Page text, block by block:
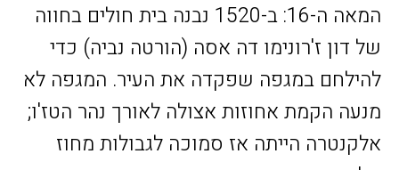
המאה ה-16: ב-1520 נבנה בית חולים בחווה
של דון ז'רונימו דה אסה (הורטה נביה) כדי
להילחם במגפה שפקדה את העיר. המגפה לא
מנעה הקמת אחוזות אצולה לאורך נהר הטז'ו;
אלקנטרה הייתה אז סמוכה לגבולות מחוז